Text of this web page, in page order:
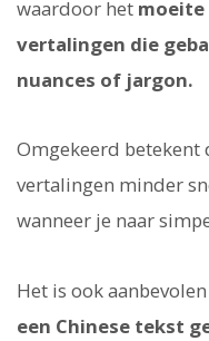
waardoor het
vertalingen die
nuances of jargon.
Omgekeerd
vertalingen minder
wanneer je naar
Het is ook
een Chinese tekst